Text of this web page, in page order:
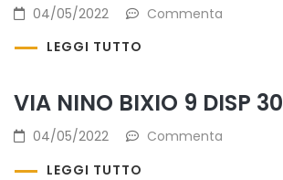
04/05/2022
Commenta
LEGGI TUTTO
VIA NINO BIXIO 9 DISP 30
04/05/2022
Commenta
LEGGI TUTTO